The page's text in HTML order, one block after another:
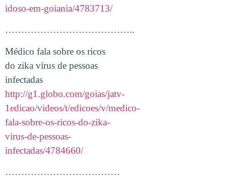
idoso-em-goiania/4783713/
…………………………………..
Médico fala sobre os ricos
do zika vírus de pessoas
infectadas
http://g1.globo.com/goias/jatv-
1edicao/videos/t/edicoes/v/medico-
fala-sobre-os-ricos-do-zika-
virus-de-pessoas-
infectadas/4784660/
………………………………